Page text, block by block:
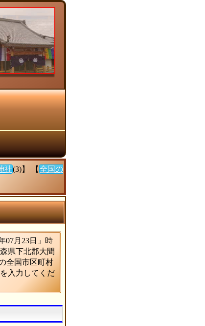
社(3)】 【 全国の
07月23日」時
県下北郡大間
全国市区町村
入力してくだ